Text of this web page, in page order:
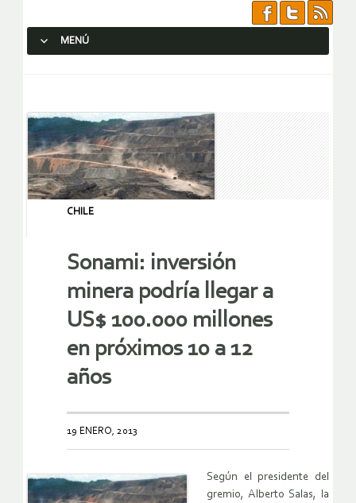
MENÚ
CHILE
Sonami: inversión
minera podría llegar a
US$ 100.000 millones
en próximos 10 a 12
años
19 ENERO, 2013
Según el presidente del
gremio, Alberto Salas, la